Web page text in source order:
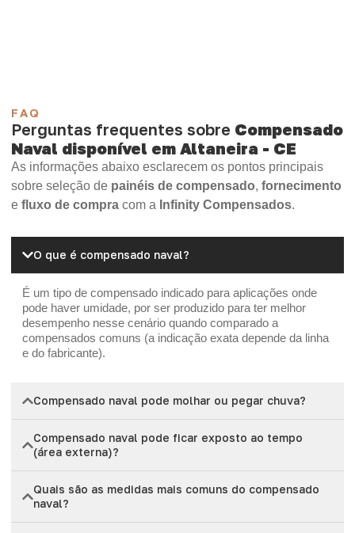
FAQ
Perguntas frequentes sobre Compensado
Naval disponível em Altaneira - CE
As informações abaixo esclarecem os pontos principais
sobre seleção de painéis de compensado, fornecimento
e fluxo de compra com a Infinity Compensados.
O que é compensado naval?
É um tipo de compensado indicado para aplicações onde
pode haver umidade, por ser produzido para ter melhor
desempenho nesse cenário quando comparado a
compensados comuns (a indicação exata depende da linha
e do fabricante).
Compensado naval pode molhar ou pegar chuva?
Compensado naval pode ficar exposto ao tempo
(área externa)?
Quais são as medidas mais comuns do compensado
naval?